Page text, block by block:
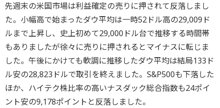
先週末の米国市場は利益確定の売りに押されて反落しまし
た。小幅高で始まったダウ平均は一時52ドル高の29,009ド
ルまで上昇し、史上初めて29,000ドル台で推移する時間帯
もありましたが徐々に売りに押されるとマイナスに転じま
した。午後にかけても軟調に推移したダウ平均は結局133ド
ル安の28,823ドルで取引を終えました。S&P500も下落した
ほか、ハイテク株比率の高いナスダック総合指数も24ポイ
ント安の9,178ポイントと反落しました。